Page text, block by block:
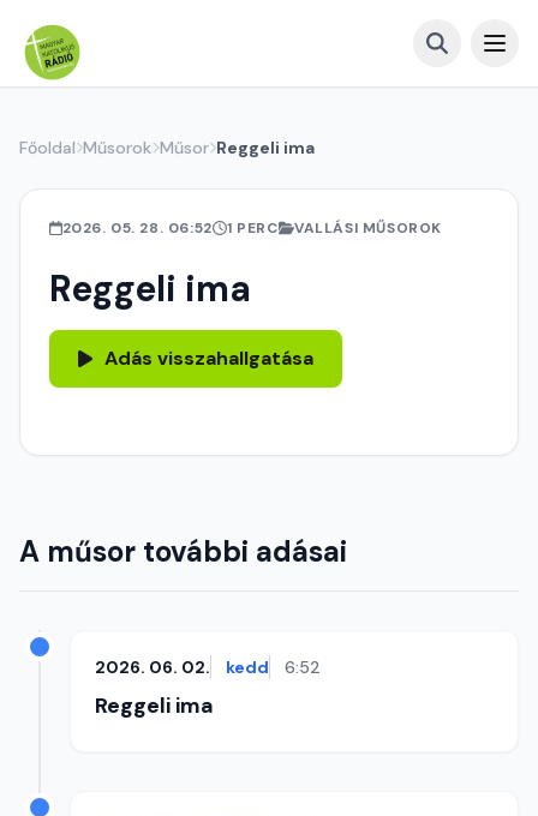
Főoldal Műsorok Műsor Reggeli ima
2026. 05. 28. 06:52 1 PERC VALLÁSI MŰSOROK
Reggeli ima
Adás visszahallgatása
A műsor további adásai
2026. 06. 02. kedd 6:52
Reggeli ima